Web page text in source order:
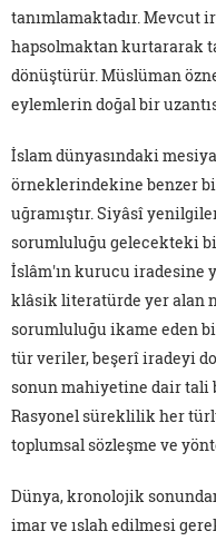
tanımlamaktadır. Mevcut
hapsolmaktan kurtararak
dönüştürür. Müslüman
eylemlerin doğal bir
İslam dünyasındaki
örneklerindekine benzer
uğramıştır. Siyâsî
sorumluluğu gelecekteki
İslâm'ın kurucu iradesine
klâsik literatürde yer alan
sorumluluğu ikame eden
tür veriler, beşerî iradeyi
sonun mahiyetine dair tali
Rasyonel süreklilik her
toplumsal sözleşme ve
Dünya, kronolojik
imar ve ıslah edilmesi